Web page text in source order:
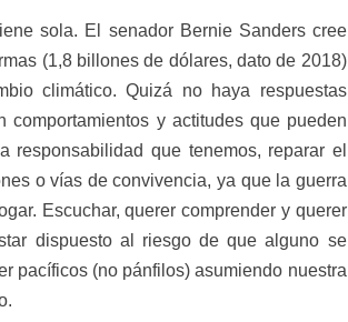
sola. El senador Bernie Sanders cree
(1,8 billones de dólares, dato de 2018)
climático. Quizá no haya respuestas
y actitudes que pueden
que tenemos, reparar el
o vías de convivencia, ya que la guerra
Escuchar, querer comprender y querer
dispuesto al riesgo de que alguno se
pacíficos (no pánfilos) asumiendo nuestra